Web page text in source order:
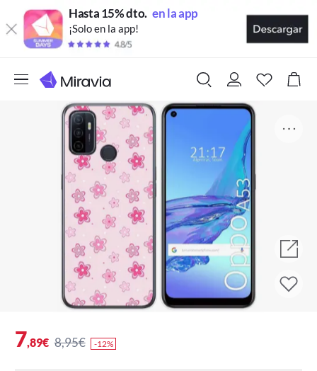
Hasta 15% dto. en la app
¡Solo en la app!
7,89€ 8,95€ -12%